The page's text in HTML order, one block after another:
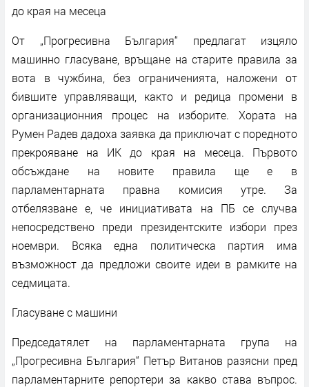
до края на месеца
От „Прогресивна България“ предлагат изцяло
машинно гласуване, връщане на старите правила за
вота в чужбина, без ограниченията, наложени от
бившите управляващи, както и редица промени в
организационния процес на изборите. Хората на
Румен Радев дадоха заявка да приключат с поредното
прекрояване на ИК до края на месеца. Първото
обсъждане на новите правила ще е в
парламентарната правна комисия утре. За
отбелязване е, че инициативата на ПБ се случва
непосредствено преди президентските избори през
ноември. Всяка една политическа партия има
възможност да предложи своите идеи в рамките на
седмицата.
Гласуване с машини
Председатялет на парламентарната група на
„Прогресивна България“ Петър Витанов разясни пред
парламентарните репортери за какво става въпрос.